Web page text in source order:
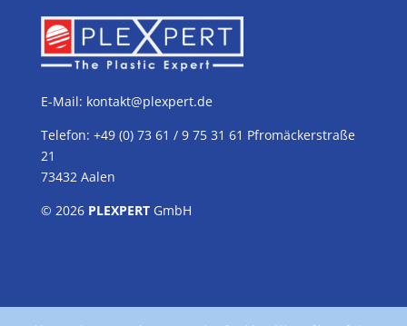
E-Mail: kontakt@plexpert.de
Telefon: +49 (0) 73 61 / 9 75 31 61 Pfromäckerstraße
21
73432 Aalen
© 2026 PLEXPERTGmbH